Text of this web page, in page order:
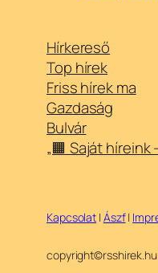
Hírkereső
Top hírek
Friss hírek ma
Gazdaság
Bulvár
„🟧 Saját híreink
Kapcsolat | Ászf|
copyright©rsshirek.hu